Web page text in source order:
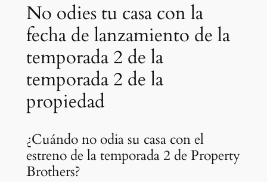
No odies tu casa con la
fecha de lanzamiento de la
temporada 2 de la
temporada 2 de la
propiedad
¿Cuándo no odia su casa con el
estreno de la temporada 2 de Property
Brothers?